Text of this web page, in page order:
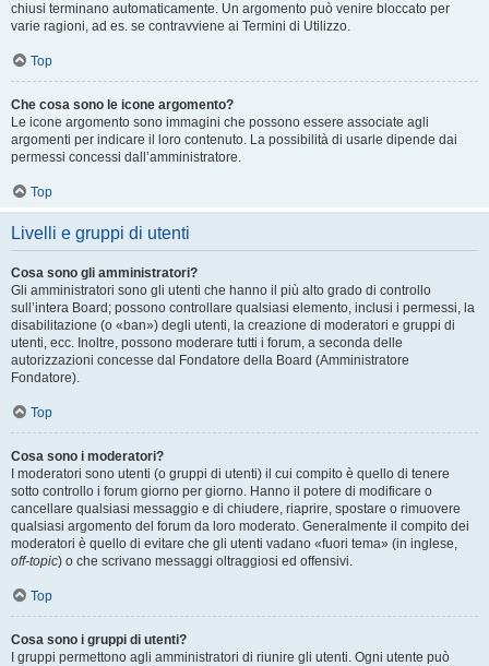
chiusi terminano automaticamente. Un argomento può venire bloccato per
varie ragioni, ad es. se contravviene ai Termini di Utilizzo.
Top
Che cosa sono le icone argomento?
Le icone argomento sono immagini che possono essere associate agli
argomenti per indicare il loro contenuto. La possibilità di usarle dipende dai
permessi concessi dall’amministratore.
Top
Livelli e gruppi di utenti
Cosa sono gli amministratori?
Gli amministratori sono gli utenti che hanno il più alto grado di controllo
sull’intera Board; possono controllare qualsiasi elemento, inclusi i permessi, la
disabilitazione (o «ban») degli utenti, la creazione di moderatori e gruppi di
utenti, ecc. Inoltre, possono moderare tutti i forum, a seconda delle
autorizzazioni concesse dal Fondatore della Board (Amministratore
Fondatore).
Top
Cosa sono i moderatori?
I moderatori sono utenti (o gruppi di utenti) il cui compito è quello di tenere
sotto controllo i forum giorno per giorno. Hanno il potere di modificare o
cancellare qualsiasi messaggio e di chiudere, riaprire, spostare o rimuovere
qualsiasi argomento del forum da loro moderato. Generalmente il compito dei
moderatori è quello di evitare che gli utenti vadano «fuori tema» (in inglese,
off-topic) o che scrivano messaggi oltraggiosi ed offensivi.
Top
Cosa sono i gruppi di utenti?
I gruppi permettono agli amministratori di riunire gli utenti. Ogni utente può